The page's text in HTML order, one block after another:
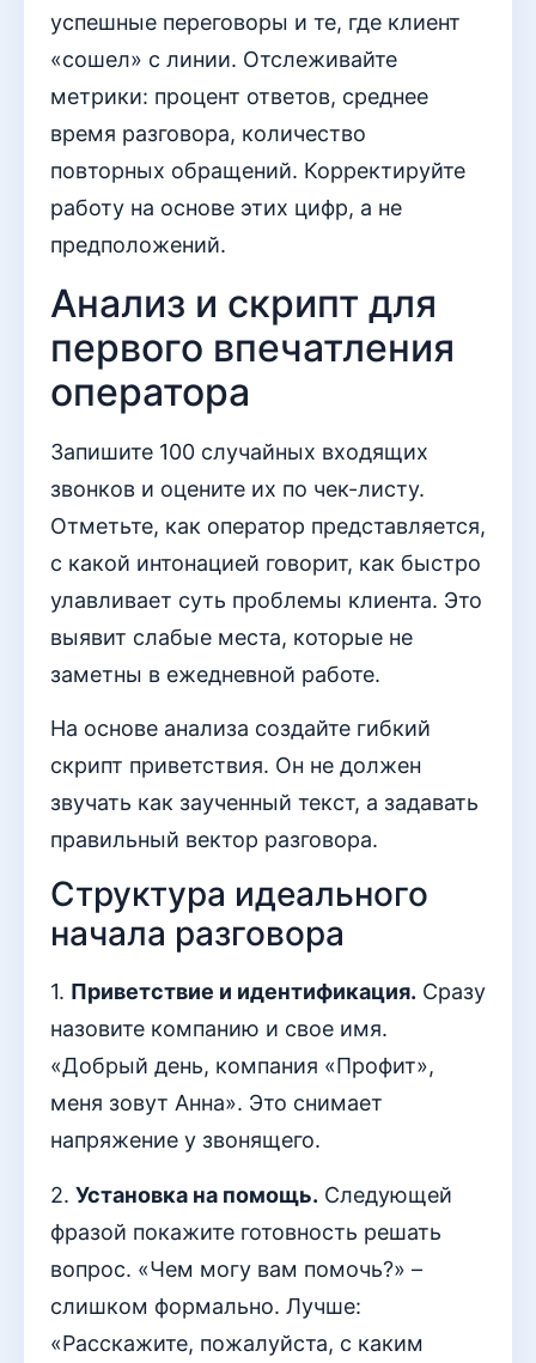
успешные переговоры и те, где клиент
«сошел» с линии. Отслеживайте
метрики: процент ответов, среднее
время разговора, количество
повторных обращений. Корректируйте
работу на основе этих цифр, а не
предположений.
Анализ и скрипт для
первого впечатления
оператора
Запишите 100 случайных входящих
звонков и оцените их по чек-листу.
Отметьте, как оператор представляется,
с какой интонацией говорит, как быстро
улавливает суть проблемы клиента. Это
выявит слабые места, которые не
заметны в ежедневной работе.
На основе анализа создайте гибкий
скрипт приветствия. Он не должен
звучать как заученный текст, а задавать
правильный вектор разговора.
Структура идеального
начала разговора
1. Приветствие и идентификация. Сразу
назовите компанию и свое имя.
«Добрый день, компания «Профит»,
меня зовут Анна». Это снимает
напряжение у звонящего.
2. Установка на помощь. Следующей
фразой покажите готовность решать
вопрос. «Чем могу вам помочь?» –
слишком формально. Лучше:
«Расскажите, пожалуйста, с каким